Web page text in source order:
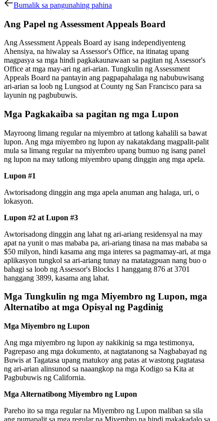
Bumalik sa pangunahing pahina
Ang Papel ng Assessment Appeals Board
Ang Assessment Appeals Board ay isang independiyenteng
Ahensiya, na hiwalay sa Assessor's Office, na itinatag upang
magpasya sa mga hindi pagkakaunawaan sa pagitan ng Assessor's
Office at mga may-ari ng ari-arian. Tungkulin ng Assessment
Appeals Board na pantayin ang pagpapahalaga ng nabubuwisang
ari-arian sa loob ng Lungsod at County ng San Francisco para sa
layunin ng pagbubuwis.
Mga Pagkakaiba sa pagitan ng mga Lupon
Mayroong limang regular na miyembro at tatlong kahalili sa bawat
lupon. Ang mga miyembro ng lupon ay nakatakdang magpalit-palit
mula sa limang regular na miyembro upang bumuo ng isang panel
ng lupon na may tatlong miyembro upang dinggin ang mga apela.
Lupon #1
Awtorisadong dinggin ang mga apela anuman ang halaga, uri, o
lokasyon.
Lupon #2 at Lupon #3
Awtorisadong dinggin ang lahat ng ari-ariang residensyal na may
apat na yunit o mas mababa pa, ari-ariang tinasa na mas mababa sa
$50 milyon, hindi kasama ang mga interes sa pagmamay-ari, at mga
aplikasyon tungkol sa ari-ariang tunay na matatagpuan nang buo o
bahagi sa loob ng Assessor's Blocks 1 hanggang 876 at 3701
hanggang 3899, kasama ang lahat.
Mga Tungkulin ng mga Miyembro ng Lupon, mga
Alternatibo at mga Opisyal ng Pagdinig
Mga Miyembro ng Lupon
Ang mga miyembro ng lupon ay nakikinig sa mga testimonya,
Pagrepaso ang mga dokumento, at nagtatanong sa Nagbabayad ng
Buwis at Tagatasa upang matukoy ang patas at wastong pagtatasa
ng ari-arian alinsunod sa naaangkop na mga Kodigo sa Kita at
Pagbubuwis ng California.
Mga Alternatibong Miyembro ng Lupon
Pareho ito sa mga regular na Miyembro ng Lupon maliban sa sila